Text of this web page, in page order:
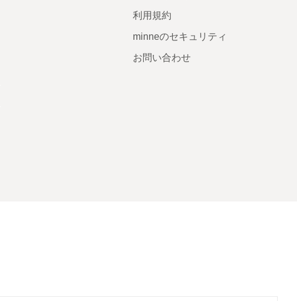
利用規約
minneのセキュリティ
お問い合わせ